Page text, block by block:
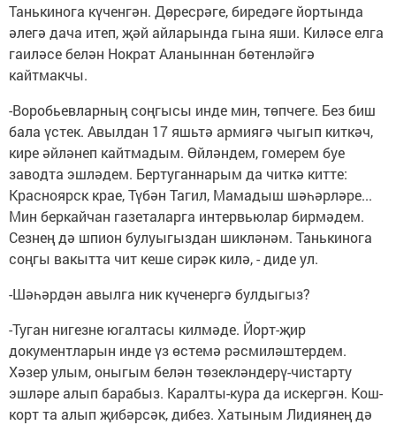
Танькинога күченгән. Дөресрәге, биредәге йортында
әлегә дача итеп, җәй айларында гына яши. Киләсе елга
гаиләсе белән Нократ Аланыннан бөтенләйгә
кайтмакчы.
-Воробьевларның соңгысы инде мин, төпчеге. Без биш
бала үстек. Авылдан 17 яшьтә армиягә чыгып киткәч,
кире әйләнеп кайтмадым. Өйләндем, гомерем буе
заводта эшләдем. Бертуганнарым да читкә китте:
Красноярск крае, Түбән Тагил, Мамадыш шәһәрләре...
Мин беркайчан газеталарга интервьюлар бирмәдем.
Сезнең дә шпион булуыгыздан шикләнәм. Танькинога
соңгы вакытта чит кеше сирәк килә, - диде ул.
-Шәһәрдән авылга ник күченергә булдыгыз?
-Туган нигезне югалтасы килмәде. Йорт-җир
документларын инде үз өстемә рәсмиләштердем.
Хәзер улым, оныгым белән төзекләндерү-чистарту
эшләре алып барабыз. Каралты-кура да искергән. Кош-
корт та алып җибәрсәк, дибез. Хатыным Лидиянең дә